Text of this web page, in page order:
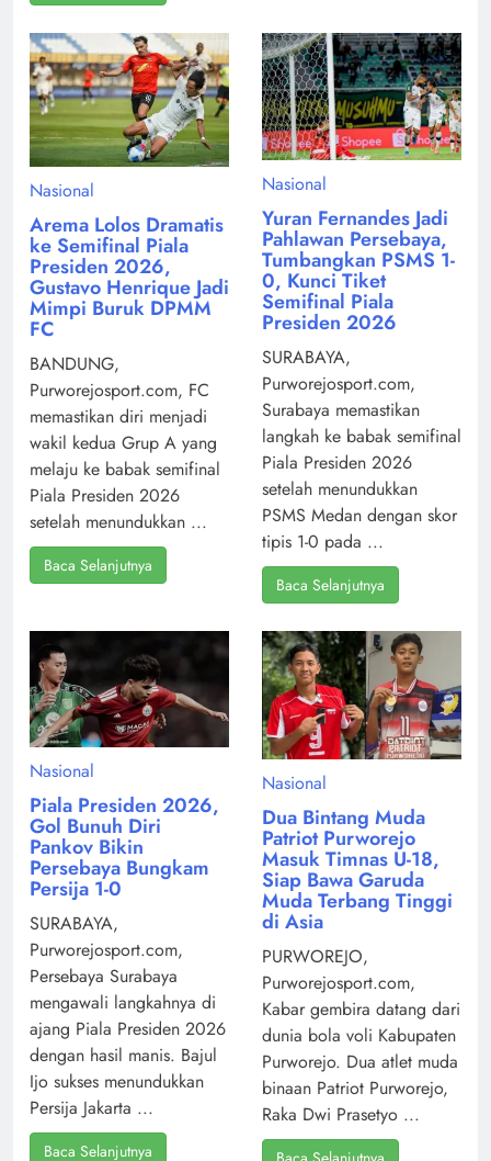
Nasional
Arema Lolos Dramatis
ke Semifinal Piala
Presiden 2026,
Gustavo Henrique Jadi
Mimpi Buruk DPMM
FC
BANDUNG,
Purworejosport.com, FC
memastikan diri menjadi
wakil kedua Grup A yang
melaju ke babak semifinal
Piala Presiden 2026
setelah menundukkan ...
Baca Selanjutnya
Nasional
Yuran Fernandes Jadi
Pahlawan Persebaya,
Tumbangkan PSMS 1-
0, Kunci Tiket
Semifinal Piala
Presiden 2026
SURABAYA,
Purworejosport.com,
Surabaya memastikan
langkah ke babak semifinal
Piala Presiden 2026
setelah menundukkan
PSMS Medan dengan skor
tipis 1-0 pada ...
Baca Selanjutnya
Nasional
Piala Presiden 2026,
Gol Bunuh Diri
Pankov Bikin
Persebaya Bungkam
Persija 1-0
SURABAYA,
Purworejosport.com,
Persebaya Surabaya
mengawali langkahnya di
ajang Piala Presiden 2026
dengan hasil manis. Bajul
Ijo sukses menundukkan
Persija Jakarta ...
Baca Selanjutnya
Nasional
Dua Bintang Muda
Patriot Purworejo
Masuk Timnas U-18,
Siap Bawa Garuda
Muda Terbang Tinggi
di Asia
PURWOREJO,
Purworejosport.com,
Kabar gembira datang dari
dunia bola voli Kabupaten
Purworejo. Dua atlet muda
binaan Patriot Purworejo,
Raka Dwi Prasetyo ...